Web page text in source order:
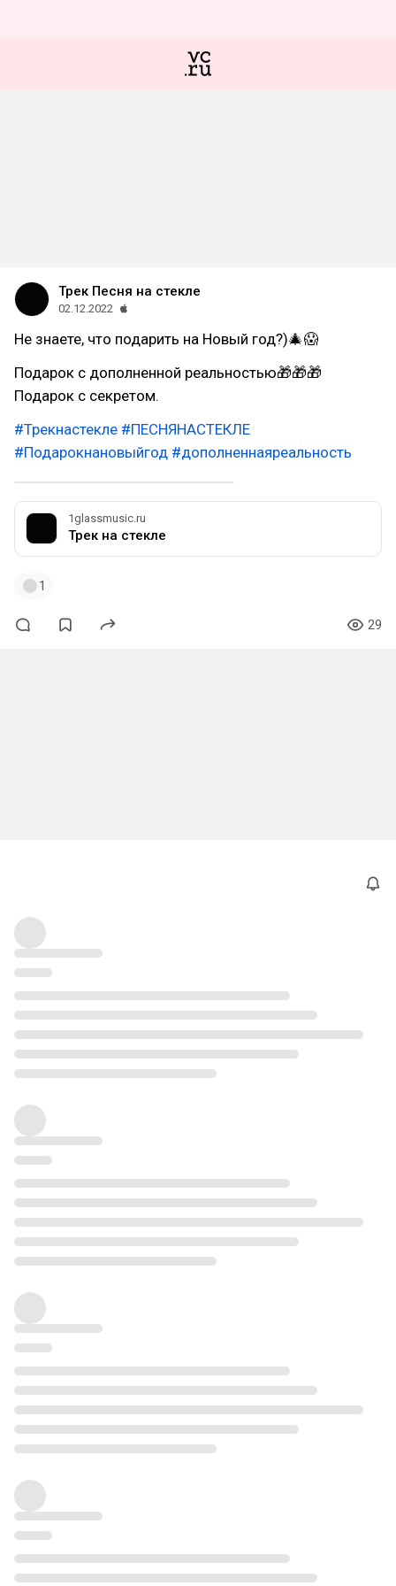
Трек Песня на стекле
02.12.2022
Не знаете, что подарить на Новый год?)🎄😱
Подарок с дополненной реальностью🎁🎁🎁
Подарок с секретом.
#Трекнастекле #ПЕСНЯНАСТЕКЛЕ
#Подарокнановыйгод #дополненнаяреальность
1glassmusic.ru
Трек на стекле
1
29